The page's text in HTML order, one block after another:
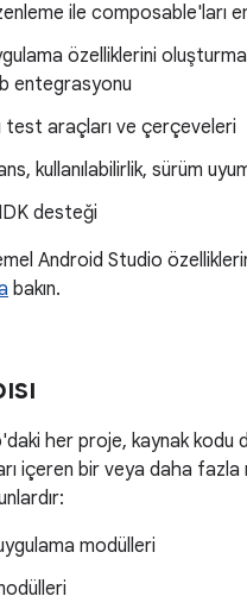
ile composable'ları
özelliklerini
entegrasyonu
test araçları ve çerçeveleri
kullanılabilirlik, sürüm
desteği
Android Studio
bakın.
her proje, kaynak kodu
içeren bir veya daha fazla
modülleri